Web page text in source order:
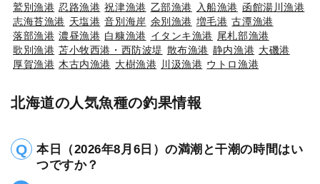
鷲別漁港 忍路漁港 祝津漁港 乙部漁港 入船漁港 函館湯川漁港
志海苔漁港 天塩港 音別海岸 余別漁港 増毛港 古潭漁港
落部漁港 濃昼漁港 白糠漁港 イタンキ漁港 尾札部漁港
歌別漁港 苫小牧西港・西防波堤 散布漁港 静内漁港 大磯港
厚賀漁港 木古内漁港 大樹漁港 川汲漁港 ウトロ漁港
北海道の人気魚種の釣果情報
本日（2026年8月6日）の満潮と干潮の時間はい
つですか？